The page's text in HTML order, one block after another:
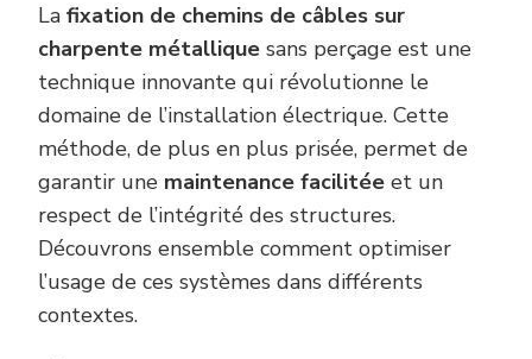
La fixation de chemins de câbles sur
charpente métallique sans perçage est une
technique innovante qui révolutionne le
domaine de l’installation électrique. Cette
méthode, de plus en plus prisée, permet de
garantir une maintenance facilitée et un
respect de l’intégrité des structures.
Découvrons ensemble comment optimiser
l’usage de ces systèmes dans différents
contextes.